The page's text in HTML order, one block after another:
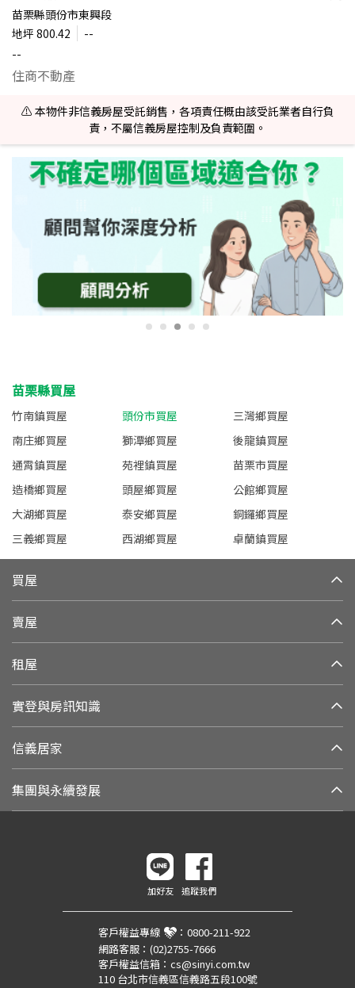
苗栗縣頭份市東興段
地坪 800.42
--
--
住商不動產
⚠️ 本物件非信義房屋受託銷售，各項責任概由該受託業者自行負
責，不屬信義房屋控制及負責範圍。
苗栗縣買屋
竹南鎮買屋 頭份市買屋
三灣鄉買屋
南庄鄉買屋
獅潭鄉買屋
後龍鎮買屋
通霄鎮買屋
苑裡鎮買屋
苗栗市買屋
造橋鄉買屋
頭屋鄉買屋
公館鄉買屋
大湖鄉買屋
泰安鄉買屋
銅鑼鄉買屋
三義鄉買屋
西湖鄉買屋 卓蘭鎮買屋
買屋
賣屋
租屋
實登與房訊知識
信義居家
集團與永續發展
加好友 追蹤我們
客戶權益專線 ： 0800-211-922
網路客服： (02)2755-7666
客戶權益信箱： cs@sinyi.com.tw
110 台北市信義區信義路五段100號